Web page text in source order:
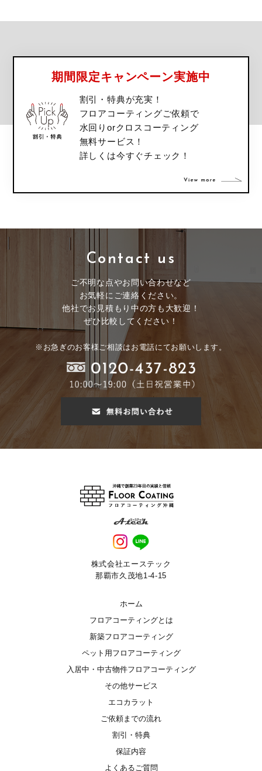
期間限定キャンペーン実施中
割引・特典が充実！
フロアコーティングご依頼で
水回りorクロスコーティング
無料サービス！
詳しくは今すぐチェック！
Contact us
ご不明な点やお問い合わせなど
お気軽にご連絡ください。
他社でお見積もり中の方も大歓迎！
ぜひ比較してください！
※お急ぎのお客様ご相談はお電話にてお願いします。
株式会社エーステック
那覇市久茂地1-4-15
ホーム
フロアコーティングとは
新築フロアコーティング
ペット用フロアコーティング
入居中・中古物件フロアコーティング
その他サービス
エコカラット
ご依頼までの流れ
割引・特典
保証内容
よくあるご質問